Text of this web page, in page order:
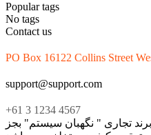
Popular tags
No tags
Contact us
PO Box 16122 Collins Street
support@support.com
+61 3 1234 4567
تجاری " نگهبان سیستم" بجز